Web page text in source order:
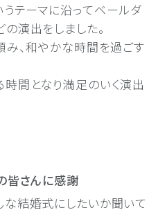
テーマに沿ってベールダ
演出をしました。
み、和やかな時間を過ごす
間となり満足のいく演出
皆さんに感謝
結婚式にしたいか聞いて